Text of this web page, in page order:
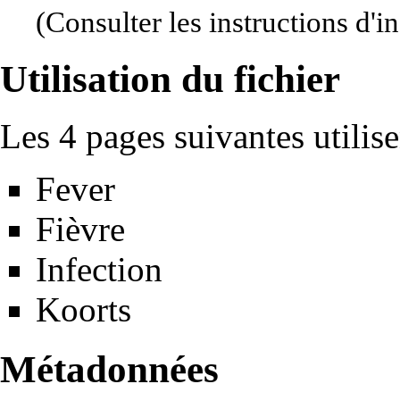
(Consulter les instructions
Utilisation du fichier
Les 4 pages suivantes
Fever
Fièvre
Infection
Koorts
Métadonnées